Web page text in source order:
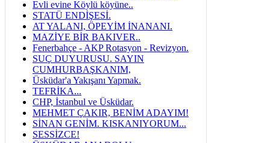
Evli evine Köylü köyüne..
STATÜ ENDİŞESİ.
AT YALANI, ÖPEYİM İNANANI.
MAZİYE BİR BAKIVER..
Fenerbahçe - AKP Rotasyon - Revizyon.
SUÇ DUYURUSU. SAYIN
CUMHURBAŞKANIM,
Üsküdar'a Yakışanı Yapmak.
TEFRİKA...
CHP, İstanbul ve Üsküdar.
MEHMET ÇAKIR, BENİM ADAYIM!
SİNAN GENİM. KISKANIYORUM...
SESSİZCE!